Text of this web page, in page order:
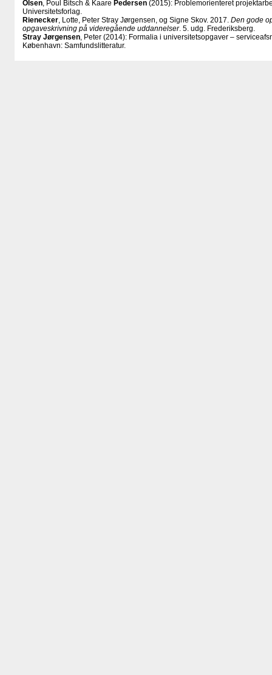
Olsen, Poul Bitsch & Kaare Pedersen (2015): Problemorienteret
Universitetsforlag.
Rienecker, Lotte, Peter Stray Jørgensen, og Signe Skov. 2017. Den gode
opgaveskrivning på videregående uddannelser. 5. udg. Frederiksberg.
Stray Jørgensen, Peter (2014): Formalia i universitetsopgaver –
København: Samfundslitteratur.